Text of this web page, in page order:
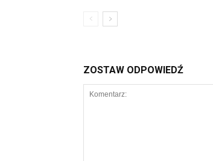
ZOSTAW ODPOWIEDŹ